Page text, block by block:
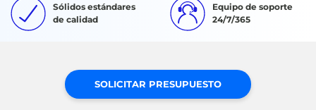
Sólidos estándares
de calidad
Equipo de soporte
24/7/365
SOLICITAR PRESUPUESTO